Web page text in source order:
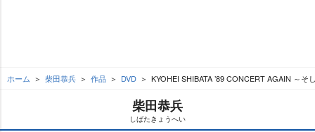
ホーム 柴田恭兵 作品 DVD KYOHEI SHIBATA ’89 CONCERT AGAIN ～そ
柴田恭兵
しばたきょうへい